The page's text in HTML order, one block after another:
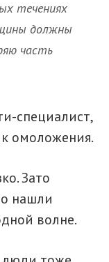
течениях
должны
часть
специалист,
омоложения.
Зато
нашли
волне.